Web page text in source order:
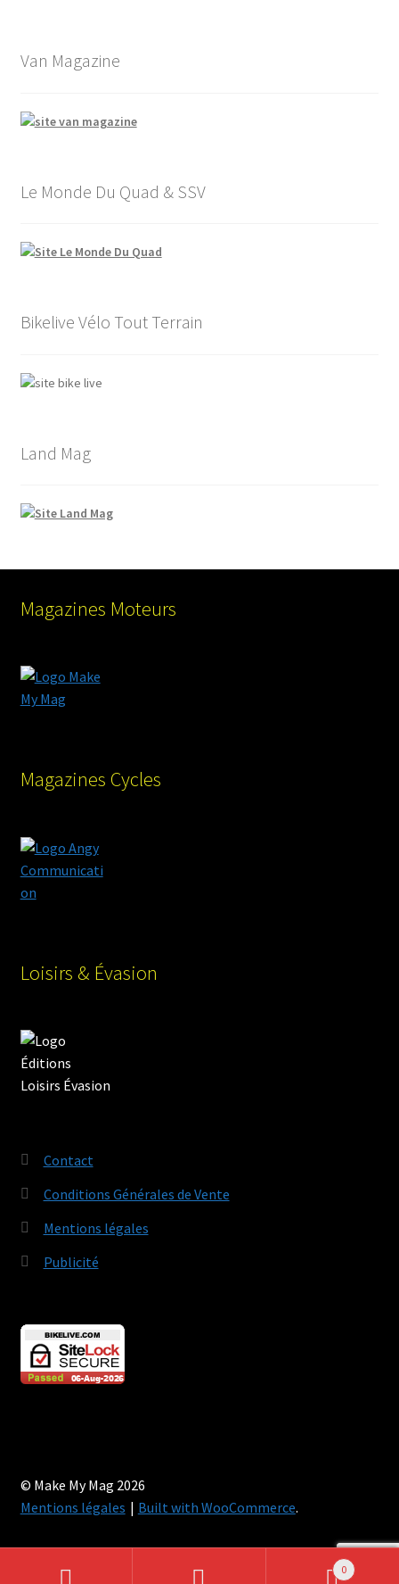
Van Magazine
Le Monde Du Quad & SSV
Bikelive Vélo Tout Terrain
Land Mag
Magazines Moteurs
Magazines Cycles
Loisirs & Évasion
Contact
Conditions Générales de Vente
Mentions légales
Publicité
© Make My Mag 2026
Mentions légales
Built with WooCommerce.
0